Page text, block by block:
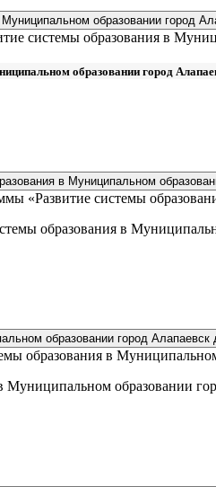
образовании город
системы образования в
образовании город
в Муниципальном
«Развитие системы
образования в
образовании город Алапаевск
образования в
образовании